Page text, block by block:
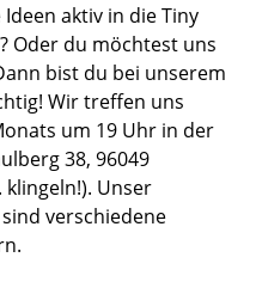
aktiv in die Tiny
Oder du möchtest uns
bist du bei unserem
Wir treffen uns
um 19 Uhr in der
38, 96049
klingeln!). Unser
verschiedene